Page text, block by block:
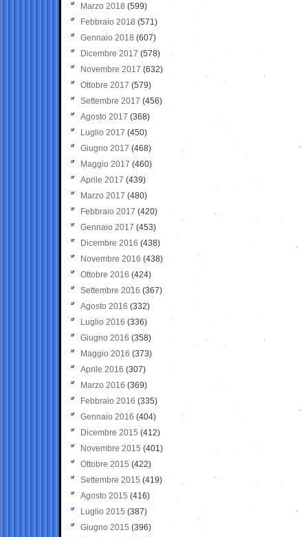
Marzo 2018 (599)
Febbraio 2018 (571)
Gennaio 2018 (607)
Dicembre 2017 (578)
Novembre 2017 (632)
Ottobre 2017 (579)
Settembre 2017 (456)
Agosto 2017 (368)
Luglio 2017 (450)
Giugno 2017 (468)
Maggio 2017 (460)
Aprile 2017 (439)
Marzo 2017 (480)
Febbraio 2017 (420)
Gennaio 2017 (453)
Dicembre 2016 (438)
Novembre 2016 (438)
Ottobre 2016 (424)
Settembre 2016 (367)
Agosto 2016 (332)
Luglio 2016 (336)
Giugno 2016 (358)
Maggio 2016 (373)
Aprile 2016 (307)
Marzo 2016 (369)
Febbraio 2016 (335)
Gennaio 2016 (404)
Dicembre 2015 (412)
Novembre 2015 (401)
Ottobre 2015 (422)
Settembre 2015 (419)
Agosto 2015 (416)
Luglio 2015 (387)
Giugno 2015 (396)